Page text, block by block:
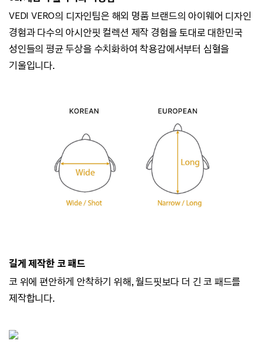
VEDI VERO의 디자인팀은 해외 명품 브랜드의 아이웨어 디자인
경험과 다수의 아시안핏 컬렉션 제작 경험을 토대로 대한민국
성인들의 평균 두상을 수치화하여착용감에서부터 심혈을
기울입니다.
길게 제작한 코 패드
코 위에 편안하게 안착하기 위해, 월드핏보다 더 긴 코 패드를
제작합니다.